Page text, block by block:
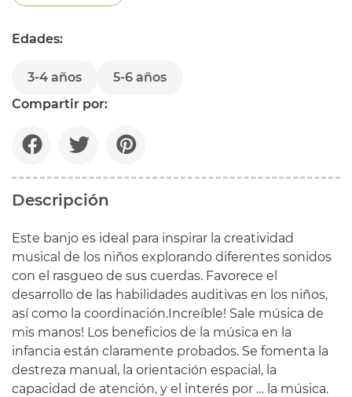
Edades:
3-4 años
5-6 años
Compartir por:
Descripción
Este banjo es ideal para inspirar la creatividad
musical de los niños explorando diferentes sonidos
con el rasgueo de sus cuerdas. Favorece el
desarrollo de las habilidades auditivas en los niños,
así como la coordinación.Increíble! Sale música de
mis manos! Los beneficios de la música en la
infancia están claramente probados. Se fomenta la
destreza manual, la orientación espacial, la
capacidad de atención, y el interés por … la música.